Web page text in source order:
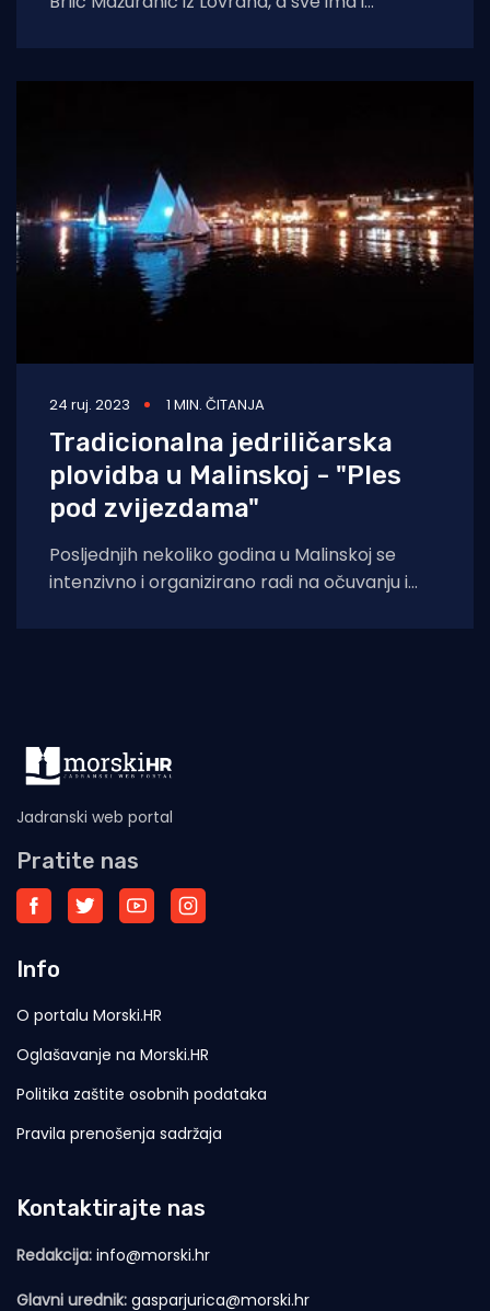
24 ruj. 2023 1 MIN. ČITANJA
Tradicionalna jedriličarska
plovidba u Malinskoj - "Ples
pod zvijezdama"
Posljednjih nekoliko godina u Malinskoj se
intenzivno i organizirano radi na očuvanju i
Jadranski web portal
Pratite nas
Info
O portalu Morski.HR
Oglašavanje na Morski.HR
Politika zaštite osobnih podataka
Pravila prenošenja sadržaja
Kontaktirajte nas
Redakcija: info@morski.hr
Glavni urednik: gasparjurica@morski.hr